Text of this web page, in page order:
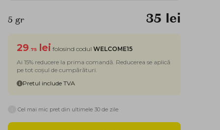
5 gr 35 lei
29 .75 lei folosind codul WELCOME15
Ai 15% reducere la prima comandă. Reducerea se aplică
pe tot coșul de cumpărături.
Pretul include TVA
Cel mai mic pret din ultimele 30 de zile